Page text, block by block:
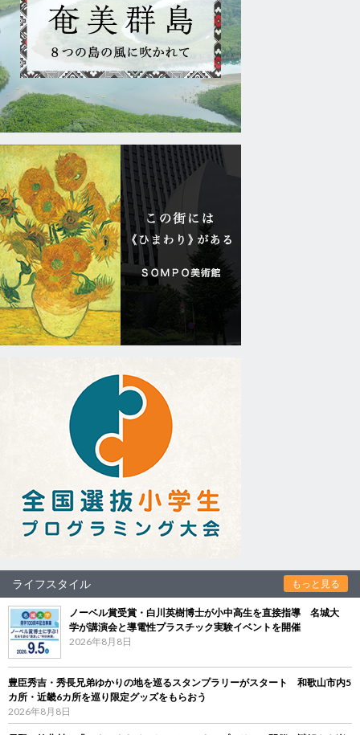
ライフスタイル もっと見る
ノーベル賞受賞・白川英樹博士が小中高生を直接指導 名城大
学が講演会と導電性プラスチック実験イベントを開催
2026年8月8日
豊臣秀吉・秀長兄弟ゆかりの地を巡るスタンプラリーがスタート 和歌山市内5
カ所・近畿6カ所を巡り限定グッズをもらおう
2026年8月8日